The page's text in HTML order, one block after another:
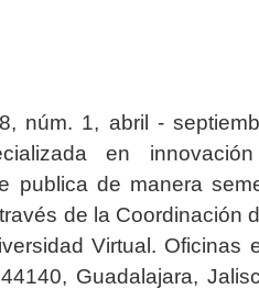
núm. 1, abril -
en
publica de manera
de la Coordinación
Virtual. Oficinas
Guadalajara,